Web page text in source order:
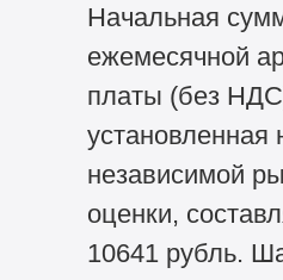
Начальная
ежемесячной
платы (без
установленная
независимой
оценки,
10641 рубль.